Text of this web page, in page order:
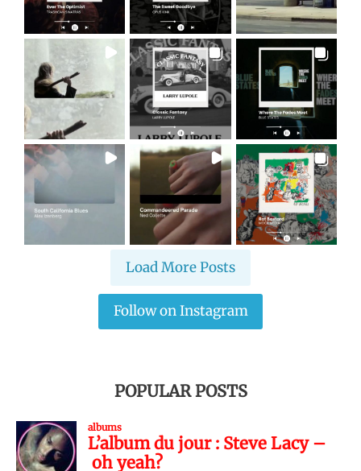
Load More Posts
Follow on Instagram
POPULAR POSTS